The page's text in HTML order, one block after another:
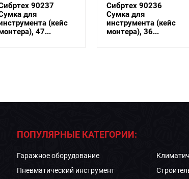
Сибртех 90236
Сумка для
инструмента (кейс
монтера), 36...
H-D 4810998000625
Сумка
брендированная из
нетканого матери...
ПОПУЛЯРНЫЕ КАТЕГОРИИ:
Гаражное оборудование
Пневматический инструмент